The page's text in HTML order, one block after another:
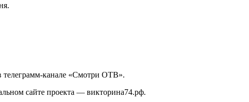
телеграмм-канале «Смотри ОТВ».
сайте проекта ― викторина74.рф.